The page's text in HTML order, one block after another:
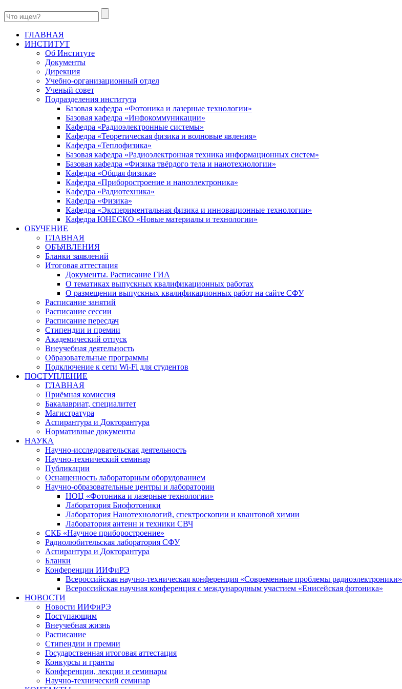
ГЛАВНАЯ
ИНСТИТУТ
Об Институте
Документы
Дирекция
Учебно-организационный отдел
Ученый совет
Подразделения института
Базовая кафедра «Фотоника и лазерные технологии»
Базовая кафедра «Инфокоммуникации»
Кафедра «Радиоэлектронные системы»
Кафедра «Теоретическая физика и волновые явления»
Кафедра «Теплофизика»
Базовая кафедра «Радиоэлектронная техника информационных систем»
Базовая кафедра «Физика твёрдого тела и нанотехнологии»
Кафедра «Общая физика»
Кафедра «Приборостроение и наноэлектроника»
Кафедра «Радиотехника»
Кафедра «Физика»
Кафедра «Экспериментальная физика и инновационные технологии»
Кафедра ЮНЕСКО «Новые материалы и технологии»
ОБУЧЕНИЕ
ГЛАВНАЯ
ОБЪЯВЛЕНИЯ
Бланки заявлений
Итоговая аттестация
Документы. Расписание ГИА
О тематиках выпускных квалификационных работах
О размещении выпускных квалификационных работ на сайте СФУ
Расписание занятий
Расписание сессии
Расписание пересдач
Стипендии и премии
Академический отпуск
Внеучебная деятельность
Образовательные программы
Подключение к сети Wi-Fi для студентов
ПОСТУПЛЕНИЕ
ГЛАВНАЯ
Приёмная комиссия
Бакалавриат, специалитет
Магистратура
Аспирантура и Докторантура
Нормативные документы
НАУКА
Научно-исследовательская деятельность
Научно-технический семинар
Публикации
Оснащенность лабораторным оборудованием
Научно-образовательные центры и лаборатории
НОЦ «Фотоника и лазерные технологии»
Лаборатория Биофотоники
Лаборатория Нанотехнологий, спектроскопии и квантовой химии
Лаборатория антенн и техники СВЧ
СКБ «Научное приборостроение»
Радиолюбительская лаборатория СФУ
Аспирантура и Докторантура
Бланки
Конференции ИИФиРЭ
Всероссийская научно-техническая конференция «Современные проблемы радиоэлектроники»
Всероссийская научная конференция с международным участием «Енисейская фотоника»
НОВОСТИ
Новости ИИФиРЭ
Поступающим
Внеучебная жизнь
Расписание
Стипендии и премии
Государственная итоговая аттестация
Конкурсы и гранты
Конференции, лекции и семинары
Научно-технический семинар